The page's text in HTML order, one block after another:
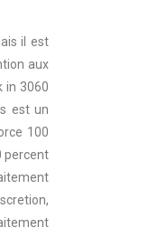
il est
aux
in 3060
est un
100
percent